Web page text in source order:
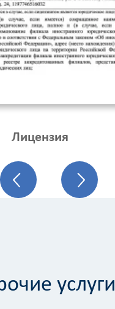
Лицензия
услуги